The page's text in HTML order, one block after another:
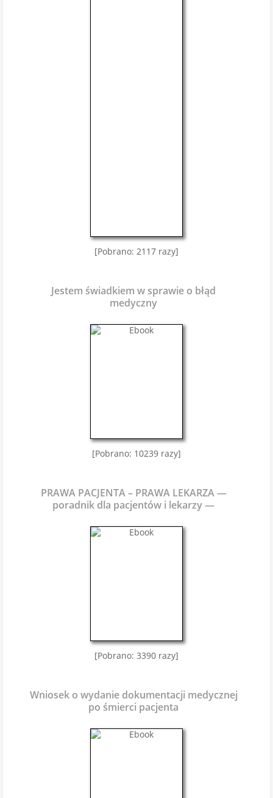
[Pobrano: 2117 razy]
Jestem świadkiem w sprawie o błąd
medyczny
[Pobrano: 10239 razy]
PRAWA PACJENTA – PRAWA LEKARZA —
poradnik dla pacjentów i lekarzy —
[Pobrano: 3390 razy]
Wniosek o wydanie dokumentacji medycznej
po śmierci pacjenta